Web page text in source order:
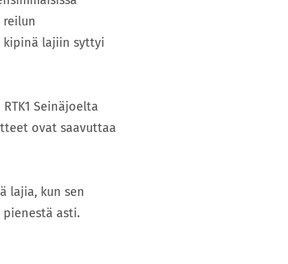
reilun
kipinä lajiin syttyi
Seinäjoelta
ovat saavuttaa
lajia, kun sen
asti.